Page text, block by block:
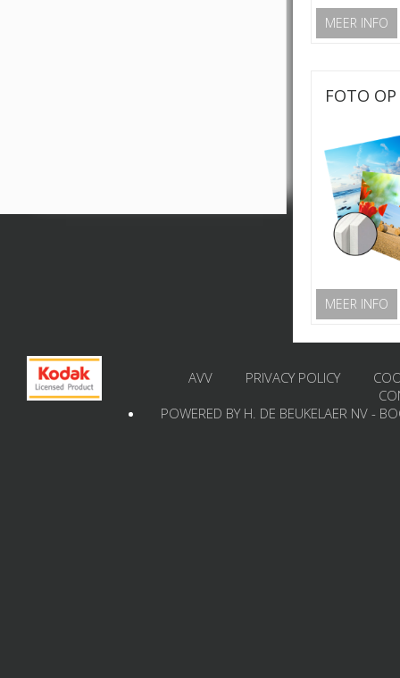
MEER INFO
FOTO
MEER INFO
AVV PRIVACY POLICY
POWERED BY H. DE BEUKELAER NV -